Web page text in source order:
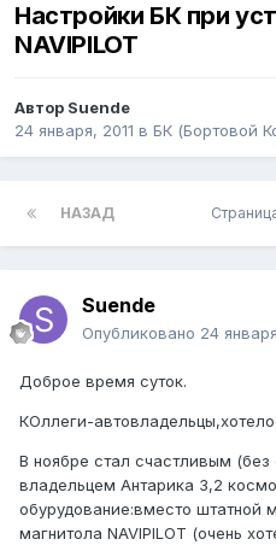
Настройки БК при
NAVIPILOT
Автор Suende
24 января, 2011 в БК (Бортовой
НАЗАД
Suende
Опубликовано 24
Доброе время суток.
КОллеги-
В ноябре стал счастливым
владельцем Антарика 3,2
обурудование:вместо штатной
магнитола NAVIPILOT (очень